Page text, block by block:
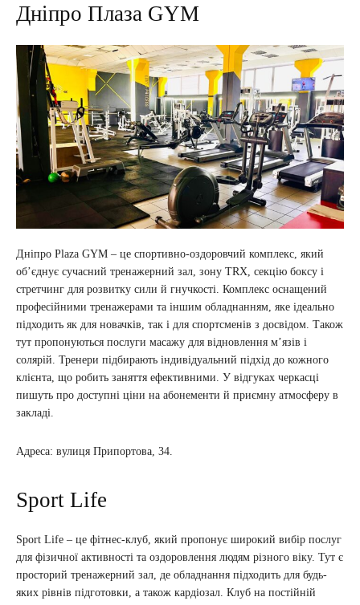
Дніпро Плаза GYM
Дніпро Plaza GYM – це спортивно-оздоровчий комплекс, який
об’єднує сучасний тренажерний зал, зону TRX, секцію боксу і
стретчинг для розвитку сили й гнучкості. Комплекс оснащений
професійними тренажерами та іншим обладнанням, яке ідеально
підходить як для новачків, так і для спортсменів з досвідом. Також
тут пропонуються послуги масажу для відновлення м’язів і
солярій. Тренери підбирають індивідуальний підхід до кожного
клієнта, що робить заняття ефективними. У відгуках черкасці
пишуть про доступні ціни на абонементи й приємну атмосферу в
закладі.
Адреса: вулиця Припортова, 34.
Sport Life
Sport Life – це фітнес-клуб, який пропонує широкий вибір послуг
для фізичної активності та оздоровлення людям різного віку. Тут є
просторий тренажерний зал, де обладнання підходить для будь-
яких рівнів підготовки, а також кардіозал. Клуб на постійній